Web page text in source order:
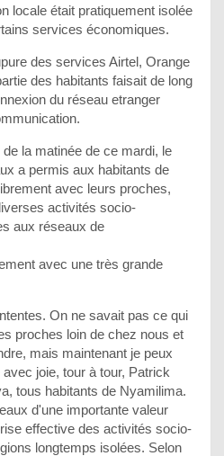
locale était pratiquement isolée
services économiques.
des services Airtel, Orange
des habitants faisait de long
du réseau etranger
la matinée de ce mardi, le
a permis aux habitants de
avec leurs proches,
activités socio-
aux réseaux de
avec une très grande
On ne savait pas ce qui
proches loin de chez nous et
mais maintenant je peux
joie, tour à tour, Patrick
tous habitants de Nyamilima.
d'une importante valeur
effective des activités socio-
longtemps isolées. Selon